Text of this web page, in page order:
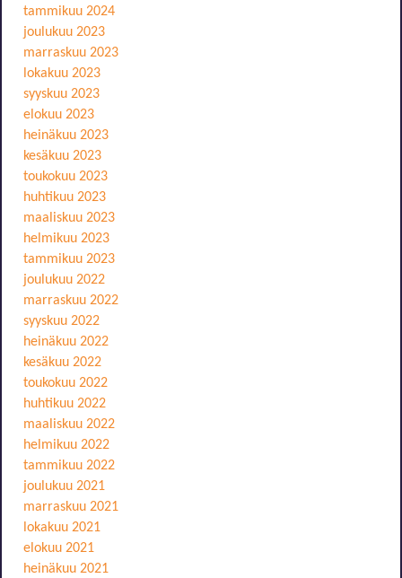
tammikuu 2024
joulukuu 2023
marraskuu 2023
lokakuu 2023
syyskuu 2023
elokuu 2023
heinäkuu 2023
kesäkuu 2023
toukokuu 2023
huhtikuu 2023
maaliskuu 2023
helmikuu 2023
tammikuu 2023
joulukuu 2022
marraskuu 2022
syyskuu 2022
heinäkuu 2022
kesäkuu 2022
toukokuu 2022
huhtikuu 2022
maaliskuu 2022
helmikuu 2022
tammikuu 2022
joulukuu 2021
marraskuu 2021
lokakuu 2021
elokuu 2021
heinäkuu 2021